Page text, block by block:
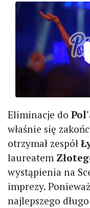
Eliminacje do
właśnie się
otrzymał zespół
laureatem
wystąpienia na
imprezy.
najlepszego